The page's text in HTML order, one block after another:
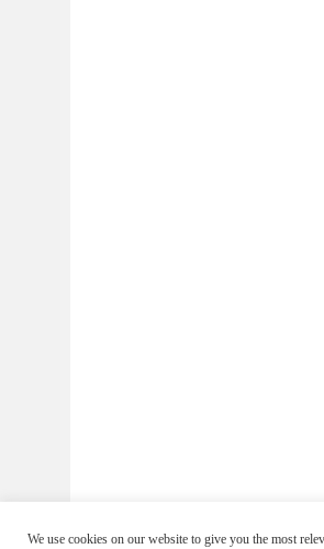
We use cookies on our website to give you the most